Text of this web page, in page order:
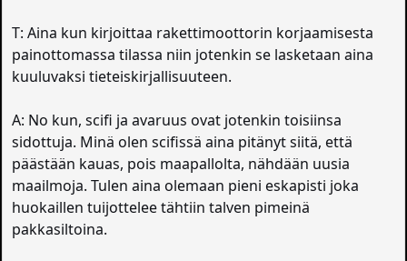
T: Aina kun kirjoittaa rakettimoottorin korjaamisesta
painottomassa tilassa niin jotenkin se lasketaan aina
kuuluvaksi tieteiskirjallisuuteen.
A: No kun, scifi ja avaruus ovat jotenkin toisiinsa
sidottuja. Minä olen scifissä aina pitänyt siitä, että
päästään kauas, pois maapallolta, nähdään uusia
maailmoja. Tulen aina olemaan pieni eskapisti joka
huokaillen tuijottelee tähtiin talven pimeinä
pakkasiltoina.